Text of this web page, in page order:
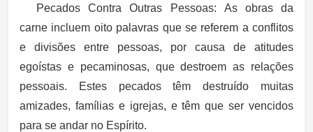
Pecados Contra Outras Pessoas: As obras da
carne incluem oito palavras que se referem a conflitos
e divisões entre pessoas, por causa de atitudes
egoístas e pecaminosas, que destroem as relações
pessoais. Estes pecados têm destruído muitas
amizades, famílias e igrejas, e têm que ser vencidos
para se andar no Espírito.